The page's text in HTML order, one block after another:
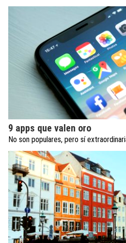
9 apps que valen oro
No son populares, pero sí